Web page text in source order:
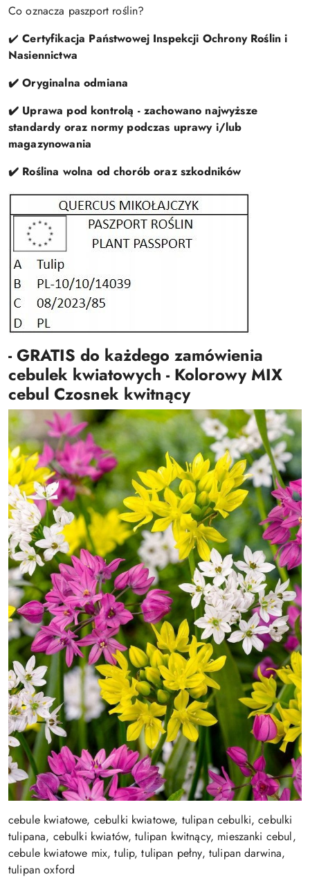
Co oznacza paszport roślin?
✔️Certyfikacja Państwowej Inspekcji Ochrony Roślin i
Nasiennictwa
✔️ Oryginalna odmiana
✔️ Uprawa pod kontrolą - zachowano najwyższe
standardy oraz normy podczas uprawy i/lub
magazynowania
✔️ Roślina wolna od chorób oraz szkodników
- GRATIS do każdego zamówienia
cebulek kwiatowych - Kolorowy MIX
cebul Czosnek kwitnący
cebule kwiatowe, cebulki kwiatowe, tulipan cebulki, cebulki
tulipana, cebulki kwiatów, tulipan kwitnący, mieszanki cebul,
cebule kwiatowe mix, tulip, tulipan pełny, tulipan darwina,
tulipan oxford